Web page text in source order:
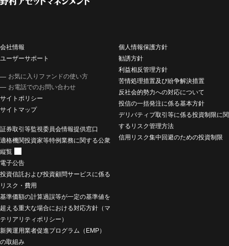
会社情報
ユーザーサポート
お気に入りファンドの使い方
お電話でのお問い合わせ
サイトポリシー
サイトマップ
個人情報保護方針
勧誘方針
利益相反管理方針
苦情処理措置及び紛争解決措置
反社会的勢力への対応について
投信の一括発注に係る基本方針
デリバティブ取引等に係る投資制限に関
するリスク管理方法
信用リスク集中回避のための投資制限
証券取引等監視委員会情報提供窓口
適格機関投資家等特例業務に関する公衆
縦覧
電子公告
投資信託および投資顧問サービスに係る
リスク・費用
基準価額の計算過誤等が一定の基準値を
超える重大な場合における対応方針（マ
テリアリティポリシー）
新興運用業者促進プログラム（EMP）
の取組み